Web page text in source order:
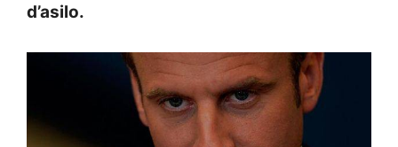
d’asilo.